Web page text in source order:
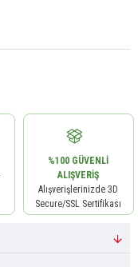
%100 GÜVENLI
ALIŞVERIŞ
Alışverişlerinizde 3D
Secure/SSL Sertifikası